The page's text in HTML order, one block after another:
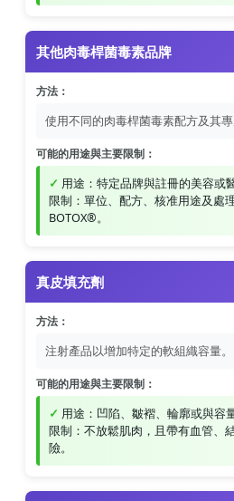
其他肉毒桿菌毒素品牌
方法：
使用不同的肉毒桿菌毒素配方及其專
可能的用途與主要限制：
用途：特定品牌與註冊的美容或
限制：單位、配方、核准用途及處
BOTOX®。
真皮填充劑
方法：
注射產品以增加特定的軟組織容量。
可能的用途與主要限制：
用途：凹陷、皺褶、輪廓或與容
限制：不放鬆肌肉，且帶有血管、
險。